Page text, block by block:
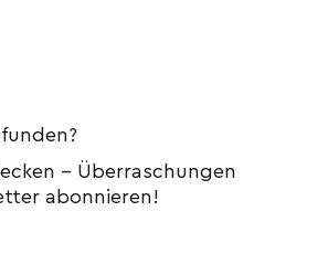
– Überraschungen
abonnieren!